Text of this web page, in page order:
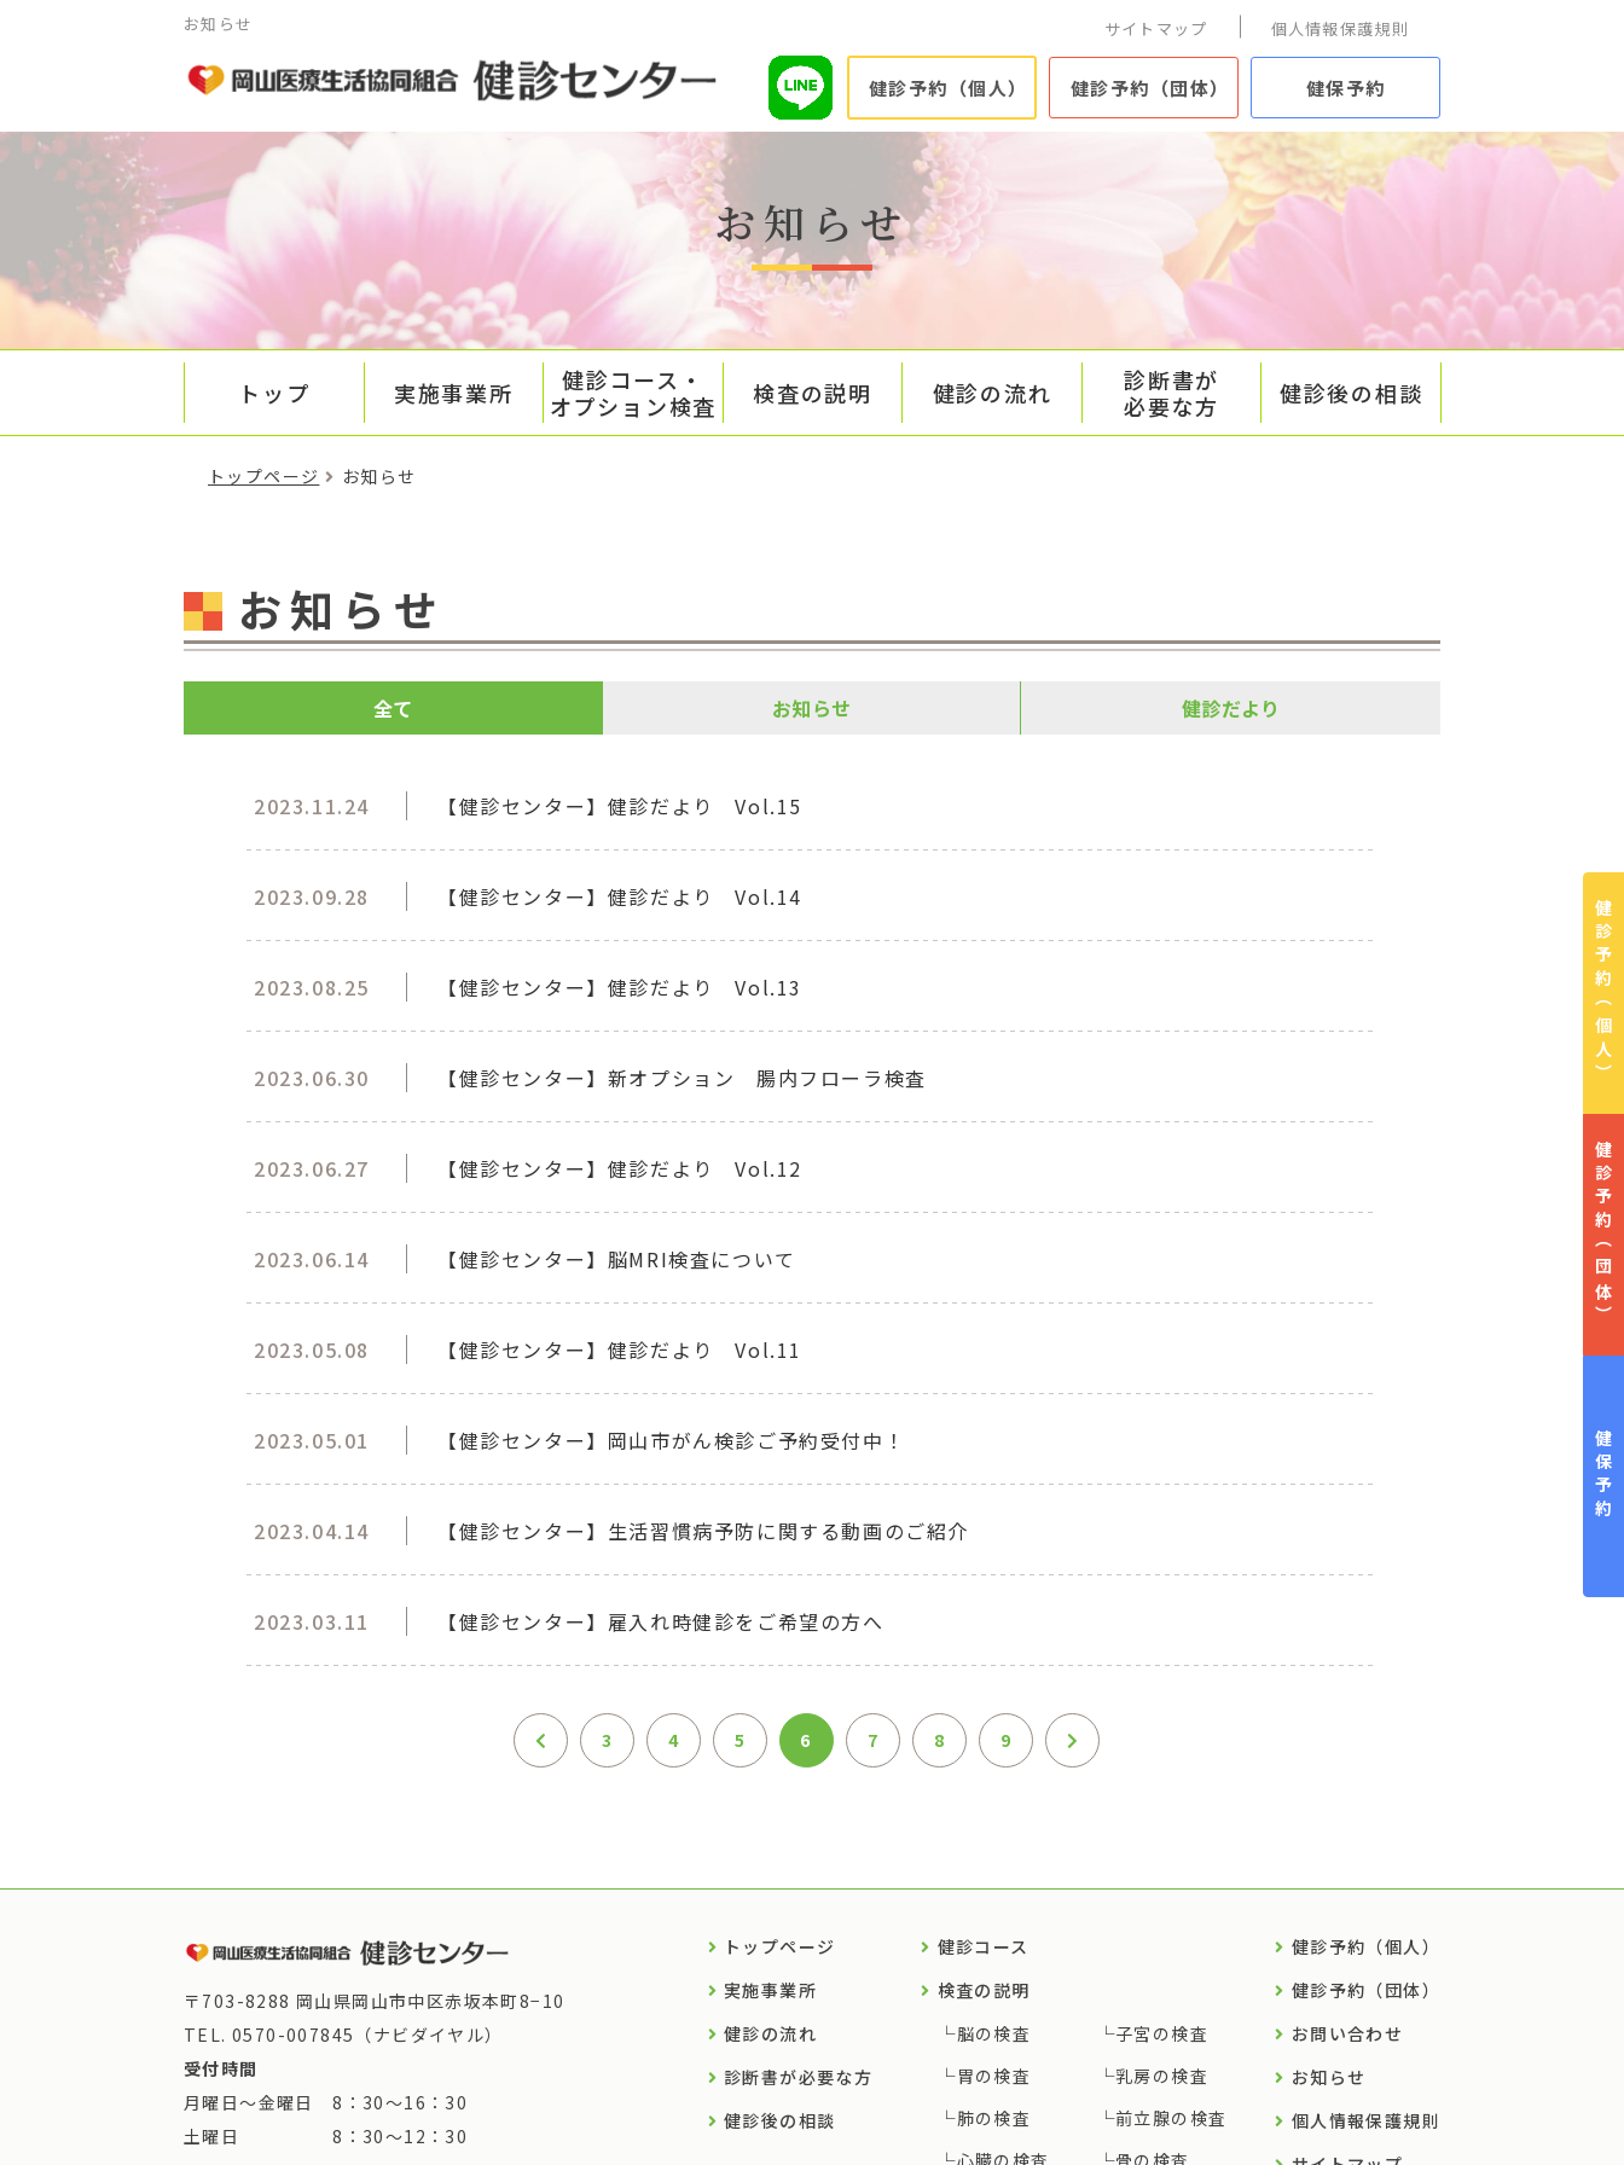
お知らせ サイトマップ 個人情報保護規則
健診予約（個人） 健診予約（団体） 健保予約
お知らせ
健診予約
（個人）
健診予約
（団体）
健保予約
トップ 実施事業所
健診コース・
オプション検査
検査の説明 健診の流れ
診断書が
必要な方
健診後の相談
トップページ お知らせ
お知らせ
全て お知らせ 健診だより
2023.11.24 【健診センター】健診だより Vol.15
2023.09.28 【健診センター】健診だより Vol.14
2023.08.25 【健診センター】健診だより Vol.13
2023.06.30 【健診センター】新オプション 腸内フローラ検査
2023.06.27 【健診センター】健診だより Vol.12
2023.06.14 【健診センター】脳MRI検査について
2023.05.08 【健診センター】健診だより Vol.11
2023.05.01 【健診センター】岡山市がん検診ご予約受付中！
2023.04.14 【健診センター】生活習慣病予防に関する動画のご紹介
2023.03.11 【健診センター】雇入れ時健診をご希望の方へ
3 4 5 6 7 8 9
〒703-8288 岡山県岡山市中区赤坂本町8−10
TEL. 0570-007845（ナビダイヤル）
受付時間
月曜日～金曜日 8：30～16：30
土曜日 8：30～12：30
トップページ
実施事業所
健診の流れ
診断書が必要な方
健診後の相談
健診コース
検査の説明
脳の検査
胃の検査
肺の検査
心臓の検査
子宮の検査
乳房の検査
前立腺の検査
骨の検査
健診予約（個人）
健診予約（団体）
お問い合わせ
お知らせ
個人情報保護規則